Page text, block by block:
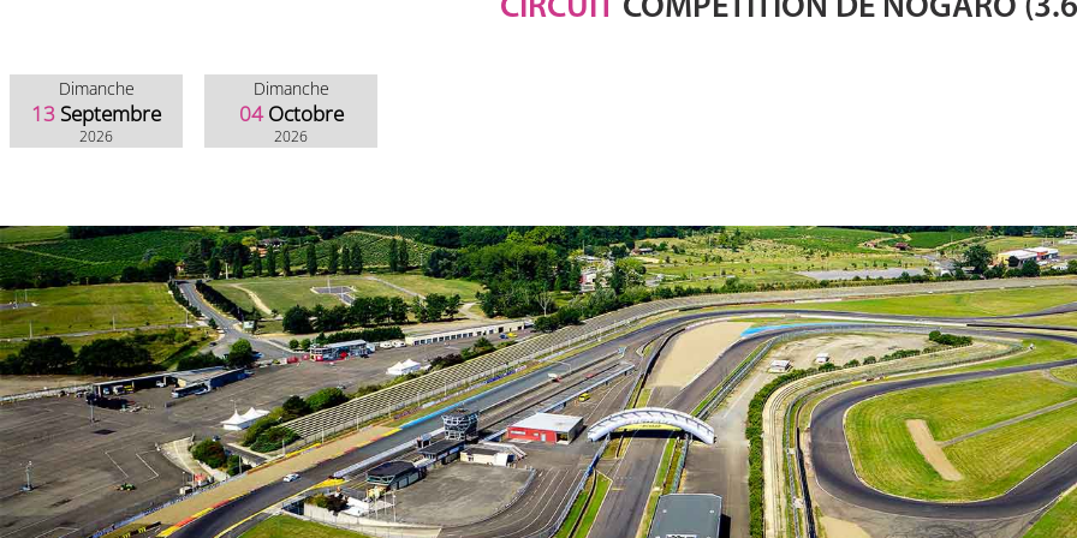
CIRCUIT COMPÉTITION DE NOGARO
Dimanche
13 Septembre
2026
Dimanche
04Octobre
2026